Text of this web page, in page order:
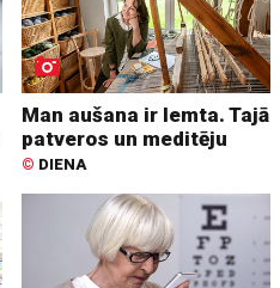
Man aušana ir lemta. Tajā
patveros un meditēju
© DIENA